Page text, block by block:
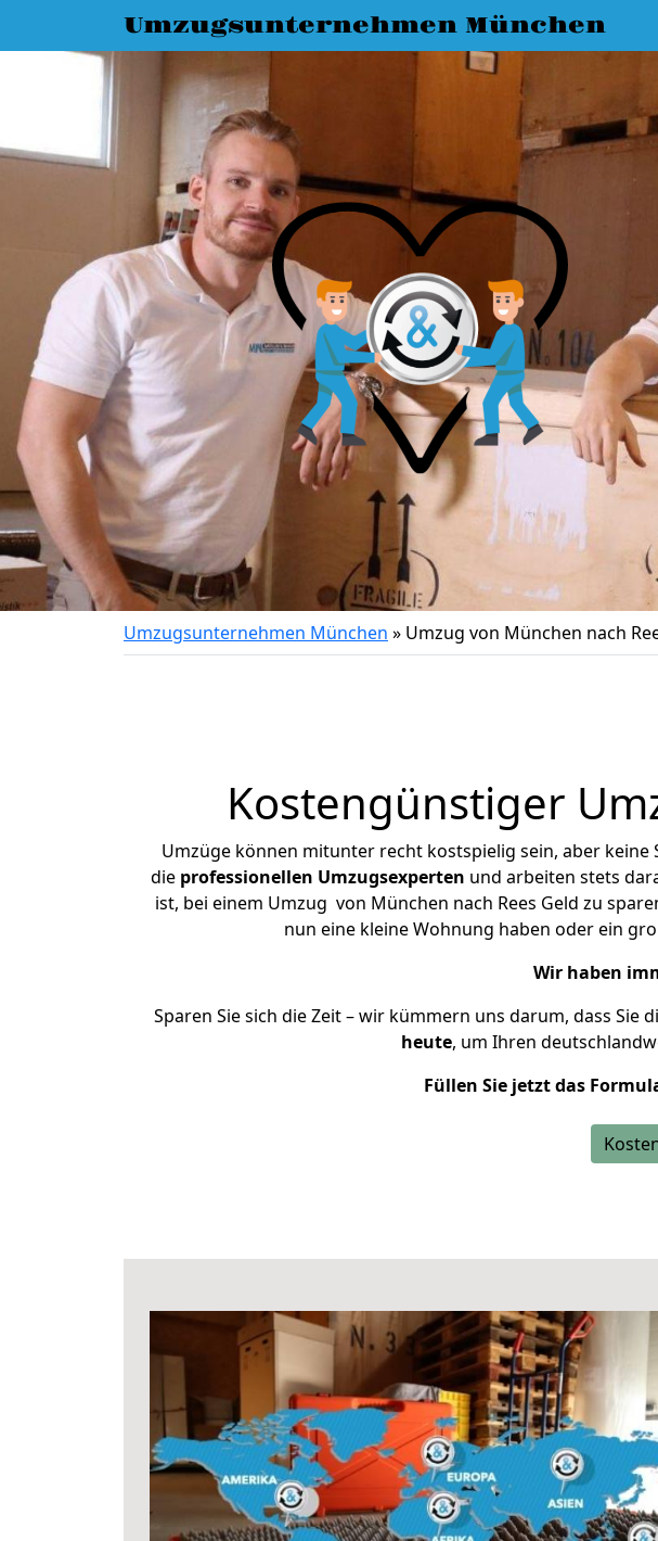
Umzugsunternehmen München
Umzugsunternehmen München » Umzug von München nach
Kostengünstiger
Umzüge können mitunter recht kostspielig sein, aber keine
die professionellen Umzugsexperten und arbeiten stets
ist, bei einem Umzug von München nach Rees Geld zu
nun eine kleine Wohnung haben oder ein
Wir haben
Sparen Sie sich die Zeit – wir kümmern uns darum, dass Sie
heute, um Ihren
Füllen Sie jetzt das